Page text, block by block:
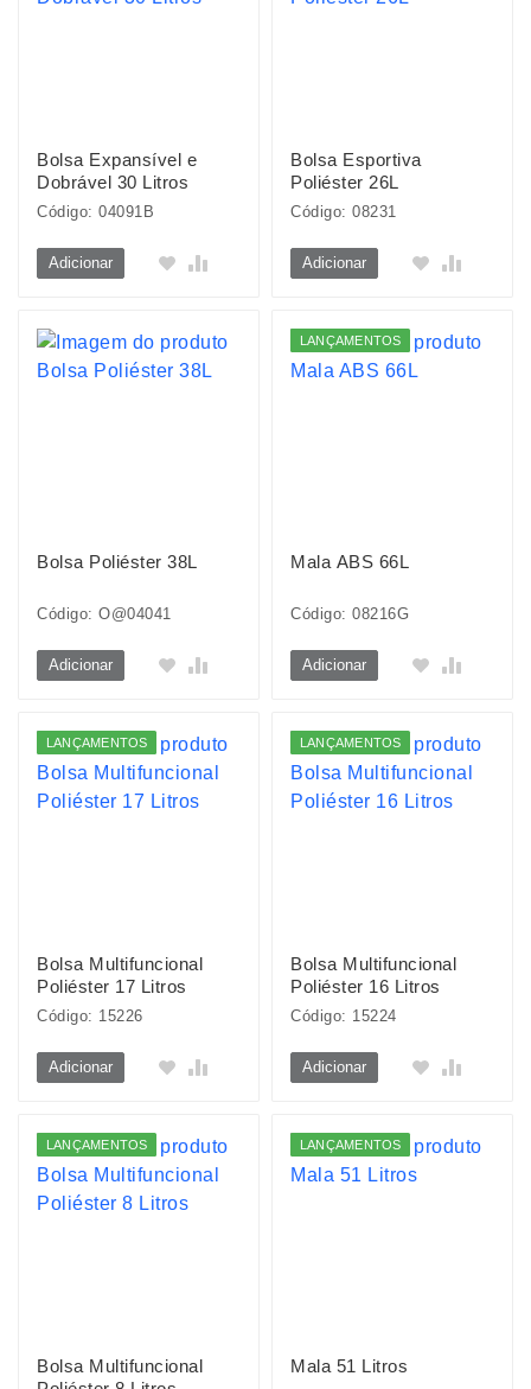
Bolsa Expansível e
Dobrável 30 Litros
Código: 04091B
Adicionar
Bolsa Esportiva
Poliéster 26L
Código: 08231
Adicionar
Bolsa Poliéster 38L
Código: O@04041
Adicionar
LANÇAMENTOS
Mala ABS 66L
Código: 08216G
Adicionar
LANÇAMENTOS
Bolsa Multifuncional
Poliéster 17 Litros
Código: 15226
Adicionar
LANÇAMENTOS
Bolsa Multifuncional
Poliéster 16 Litros
Código: 15224
Adicionar
LANÇAMENTOS
Bolsa Multifuncional
LANÇAMENTOS
Mala 51 Litros